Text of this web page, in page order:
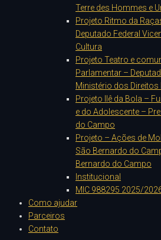
Terre des Hommes e
Projeto Ritmo da
Deputado Federal
Cultura
Projeto Teatro e
Parlamentar –
Ministério dos
Projeto Ilê da Bola –
e do Adolescente –
do Campo
Projeto – Ações de
São Bernardo do
Bernardo do Campo
Institucional
MIC 988295 2025/
Como ajudar
Parceiros
Contato